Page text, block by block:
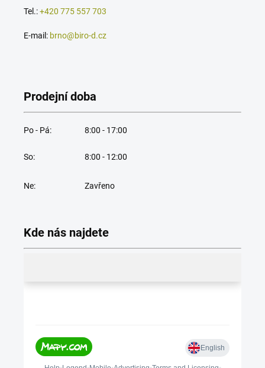
Tel.:+420 775 557 703
E-mail: brno@biro-d.cz
Prodejní doba
Po - Pá: 8:00 - 17:00
So: 8:00 - 12:00
Ne: Zavřeno
Kde nás najdete